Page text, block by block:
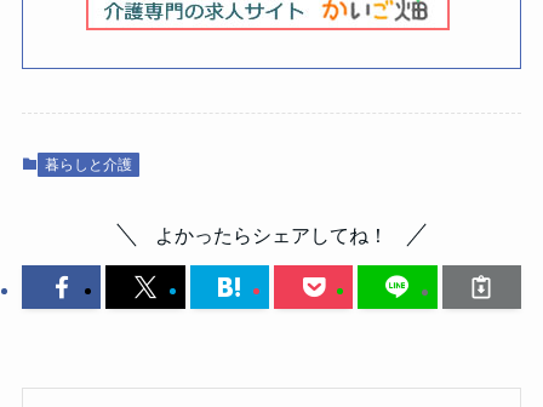
暮らしと介護
よかったらシェアしてね！